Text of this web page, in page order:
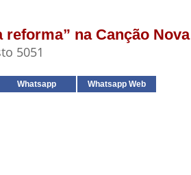
reforma” na Canção Nova
5051
Whatsapp Whatsapp Web